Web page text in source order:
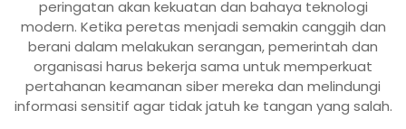
peringatan akan kekuatan dan bahaya teknologi
modern. Ketika peretas menjadi semakin canggih dan
berani dalam melakukan serangan, pemerintah dan
organisasi harus bekerja sama untuk memperkuat
pertahanan keamanan siber mereka dan melindungi
informasi sensitif agar tidak jatuh ke tangan yang salah.